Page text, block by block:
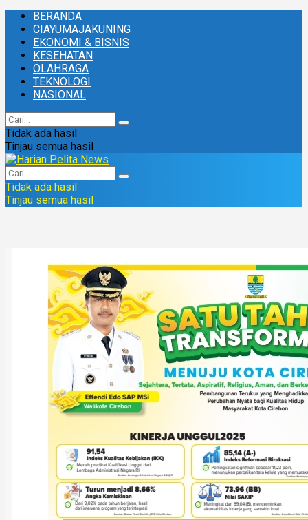
BERANDA
CIAYUMAJAKUNING
EKONOMI & BISNIS
KESEHATAN
OLAHRAGA
TEKNOLOGI
NASIONAL
Tidak ada hasil
Tinjau semua hasil
Tidak ada hasil
Tinjau semua hasil